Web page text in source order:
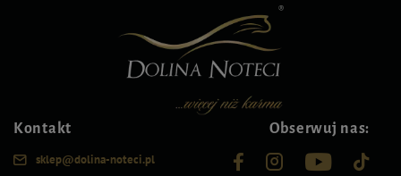
Kontakt
sklep@dolina-noteci.pl
Obserwuj nas: